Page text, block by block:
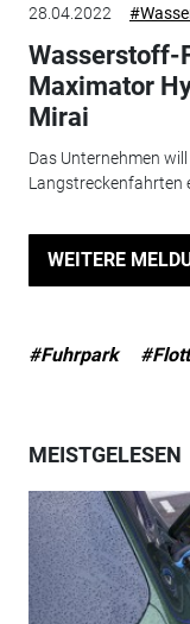
28.04.2022
Wasserstoff-
Maximator
Mirai
Das Unternehmen
Langstreckenfahrten
WEITERE
#Fuhrpark
MEISTGELESEN